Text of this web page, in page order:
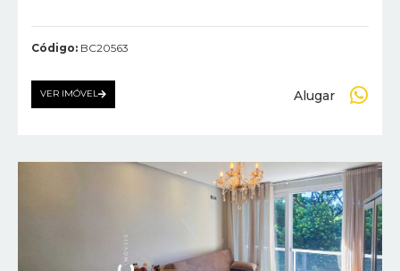
Código: BC20563
VER IMÓVEL Alugar